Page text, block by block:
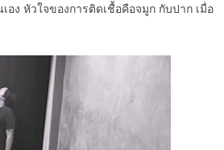
อง หัวใจของการติดเชื้อคือจมูก กับปาก เมื่อ